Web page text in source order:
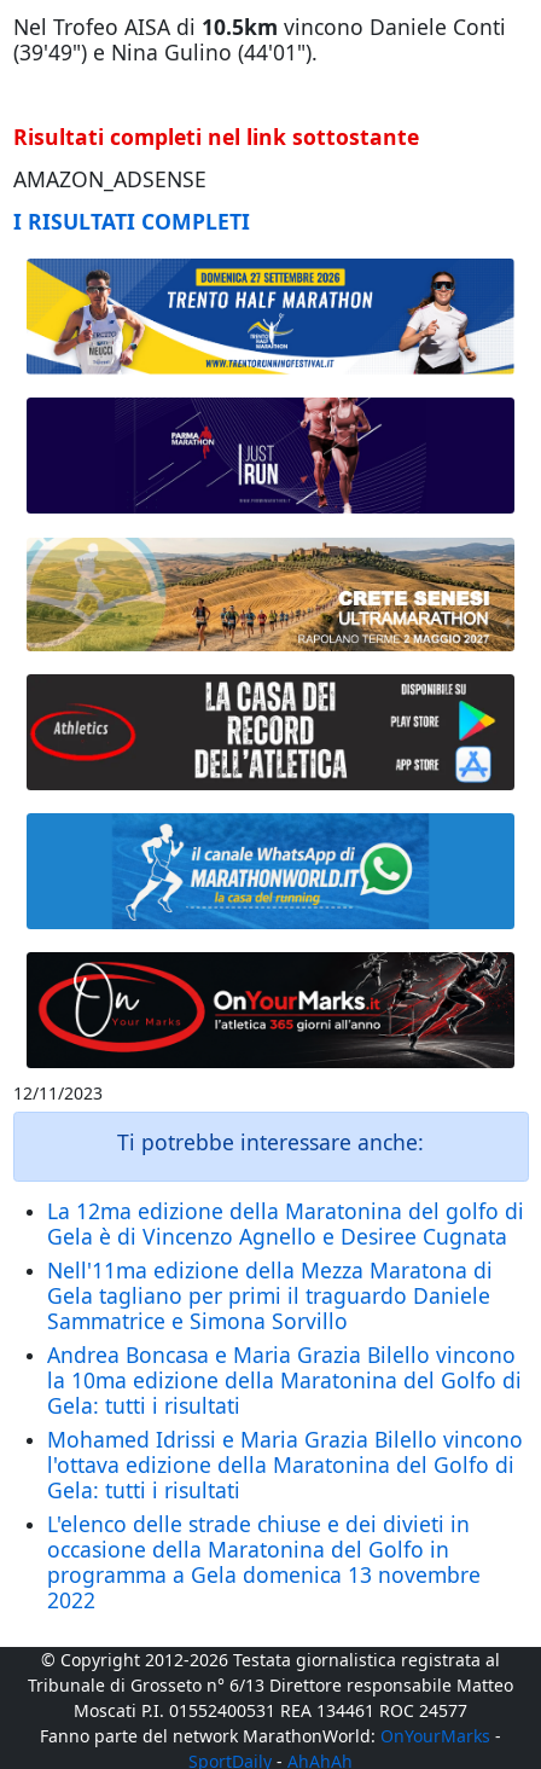
Nel Trofeo AISA di 10.5km vincono Daniele Conti
(39'49") e Nina Gulino (44'01").
Risultati completi nel link sottostante
AMAZON_ADSENSE
I RISULTATI COMPLETI
12/11/2023
Ti potrebbe interessare anche:
La 12ma edizione della Maratonina del golfo di
Gela è di Vincenzo Agnello e Desiree Cugnata
Nell'11ma edizione della Mezza Maratona di
Gela tagliano per primi il traguardo Daniele
Sammatrice e Simona Sorvillo
Andrea Boncasa e Maria Grazia Bilello vincono
la 10ma edizione della Maratonina del Golfo di
Gela: tutti i risultati
Mohamed Idrissi e Maria Grazia Bilello vincono
l'ottava edizione della Maratonina del Golfo di
Gela: tutti i risultati
L'elenco delle strade chiuse e dei divieti in
occasione della Maratonina del Golfo in
programma a Gela domenica 13 novembre
2022
© Copyright 2012-2026 Testata giornalistica registrata al
Tribunale di Grosseto n° 6/13 Direttore responsabile Matteo
Moscati P.I. 01552400531 REA 134461 ROC 24577
Fanno parte del network MarathonWorld: OnYourMarks -
SportDaily - AhAhAh